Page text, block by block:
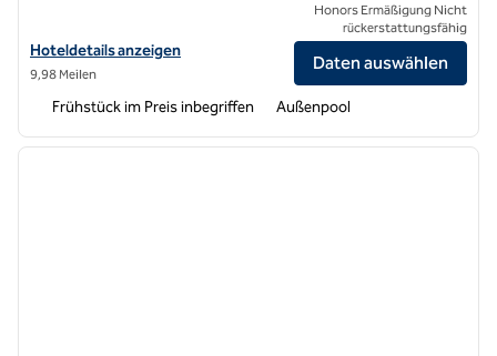
Hoteldetails für Homewood Suites by Hilton Sunnyvale – Silicon
Hoteldetails anzeigen
9,98 Meilen
Honors Ermäßigung Nicht
rückerstattungsfähig
Daten auswählen
Frühstück im Preis inbegriffen Außenpool
1 von 12